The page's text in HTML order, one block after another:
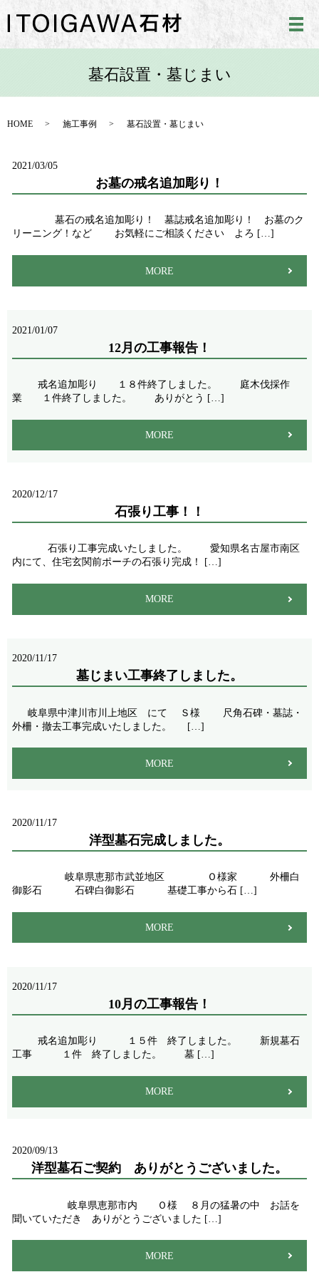
メ
墓石設置・墓じまい
HOME 施工事例 墓石設置・墓じまい
2021/03/05
お墓の戒名追加彫り！
墓石の戒名追加彫り！ 墓誌戒名追加彫り！ お墓のク
リーニング！など お気軽にご相談ください よろ […]
MORE
2021/01/07
12月の工事報告！
戒名追加彫り １８件終了しました。 庭木伐採作
業 １件終了しました。 ありがとう […]
MORE
2020/12/17
石張り工事！！
石張り工事完成いたしました。 愛知県名古屋市南区
内にて、住宅玄関前ポーチの石張り完成！ […]
MORE
2020/11/17
墓じまい工事終了しました。
岐阜県中津川市川上地区 にて Ｓ様 尺角石碑・墓誌・
外柵・撤去工事完成いたしました。 […]
MORE
2020/11/17
洋型墓石完成しました。
岐阜県恵那市武並地区 Ｏ様家 外柵白
御影石 石碑白御影石 基礎工事から石 […]
MORE
2020/11/17
10月の工事報告！
戒名追加彫り １５件 終了しました。 新規墓石
工事 １件 終了しました。 墓 […]
MORE
2020/09/13
洋型墓石ご契約 ありがとうございました。
岐阜県恵那市内 Ｏ様 ８月の猛暑の中 お話を
聞いていただき ありがとうございました […]
MORE